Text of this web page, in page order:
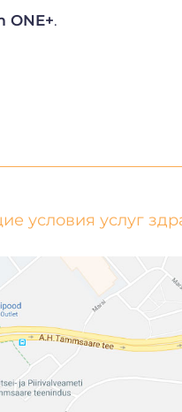
ONE+.
условия услуг